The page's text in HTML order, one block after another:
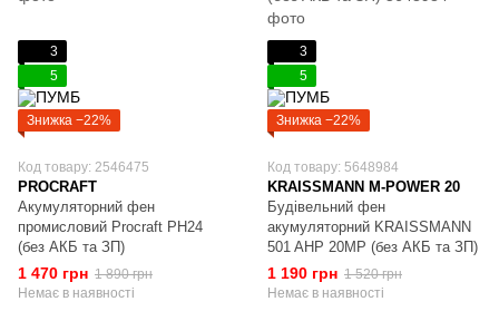
3
5
Знижка −22%
Код товару: 2546475
PROCRAFT
Акумуляторний фен
промисловий Procraft PH24
(без АКБ та ЗП)
1 470 грн 1 890 грн
Немає в наявності
3
5
Знижка −22%
Код товару: 5648984
KRAISSMANN M-POWER 20
Будівельний фен
акумуляторний KRAISSMANN
501 AHP 20MP (без АКБ та ЗП)
1 190 грн 1 520 грн
Немає в наявності